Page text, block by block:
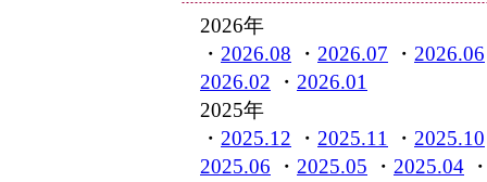
2026年
・ 2026.08 ・ 2026.07 ・ 2026.06
2026.02 ・ 2026.01
2025年
・ 2025.12 ・ 2025.11 ・ 2025.10
2025.06 ・ 2025.05 ・ 2025.04